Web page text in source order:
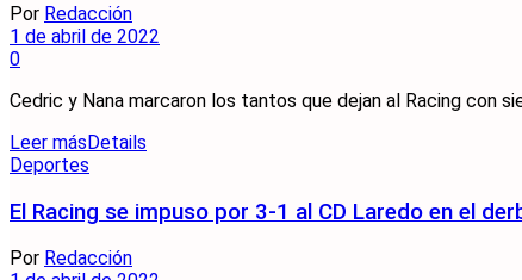
Por Redacción
1 de abril de 2022
0
Cedric y Nana marcaron los tantos que dejan al Racing con
Leer másDetails
Deportes
El Racing se impuso por 3-1 al CD Laredo en el
Por Redacción